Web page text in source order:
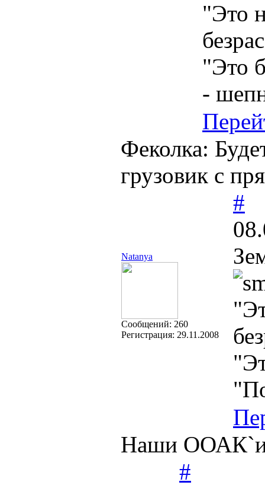
"Это
"Это
-
Феколка:
грузовик с
Natanya
Cообщений: 260
Регистрация: 29.11.2008
#
Наши ООАК`и,
#